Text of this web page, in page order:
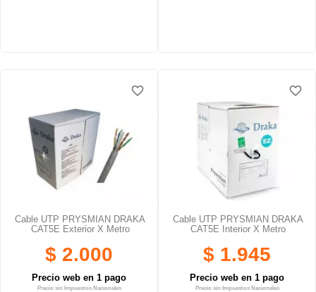
Cable UTP PRYSMIAN DRAKA
CAT5E Exterior X Metro
$ 2.000
Precio web en 1 pago
Precio sin Impuestos Nacionales
favorite_border
favorite_border
Cable UTP PRYSMIAN DRAKA
CAT5E Interior X Metro
$ 1.945
Precio web en 1 pago
Precio sin Impuestos Nacionales
favorite_border
favorite_border